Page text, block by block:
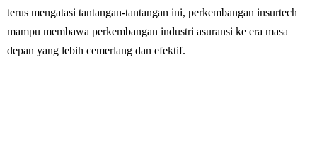
terus mengatasi tantangan-tantangan ini, perkembangan insurtech
mampu membawa perkembangan industri asuransi ke era masa
depan yang lebih cemerlang dan efektif.